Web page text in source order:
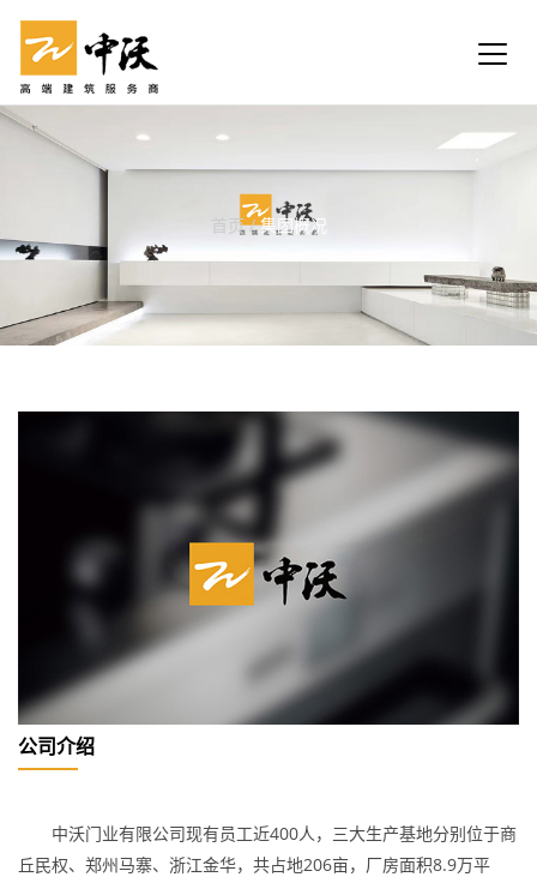
首页/ 集团概况
公司介绍
中沃门业有限公司现有员工近400人，三大生产基地分别位于商
丘民权、郑州马寨、浙江金华，共占地206亩，厂房面积8.9万平